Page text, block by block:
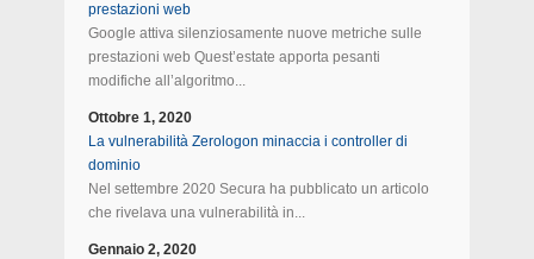
prestazioni web
Google attiva silenziosamente nuove metriche sulle
prestazioni web Quest’estate apporta pesanti
modifiche all’algoritmo...
Ottobre 1, 2020
La vulnerabilità Zerologon minaccia i controller di
dominio
Nel settembre 2020 Secura ha pubblicato un articolo
che rivelava una vulnerabilità in...
Gennaio 2, 2020